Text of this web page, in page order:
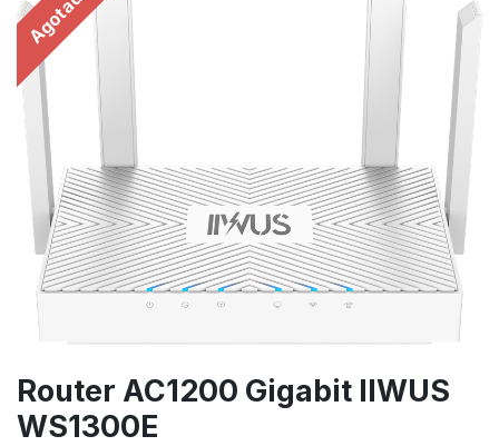
Router AC1200 Gigabit IIWUS
WS1300E